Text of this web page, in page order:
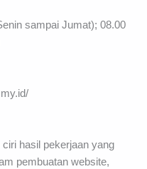
sampai Jumat); 08.00
hasil pekerjaan yang
pembuatan website,